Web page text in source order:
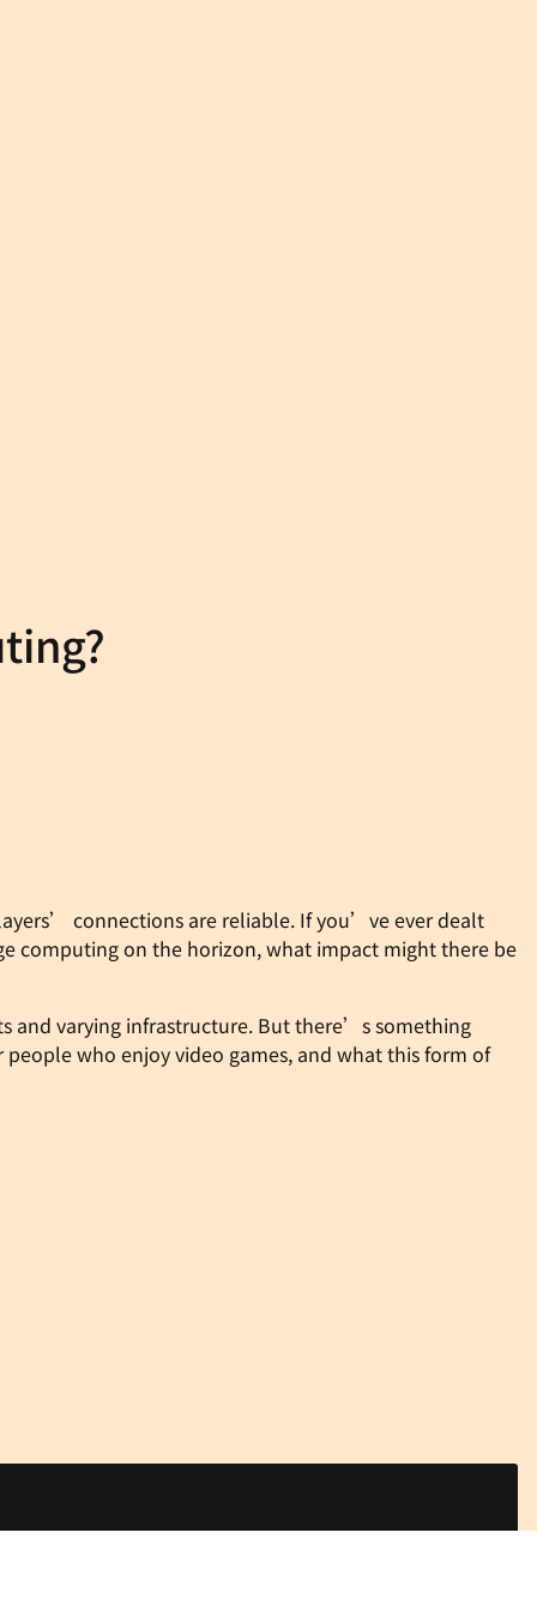
connections are reliable. If you’ve ever dealt
computing on the horizon, what impact might there be
and varying infrastructure. But there’s something
who enjoy video games, and what this form of